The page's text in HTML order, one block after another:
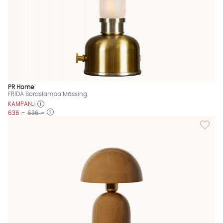
PR Home
FRIDA Bordslampa Mässing
KAMPANJ
636 :- 636 :-
Lägg